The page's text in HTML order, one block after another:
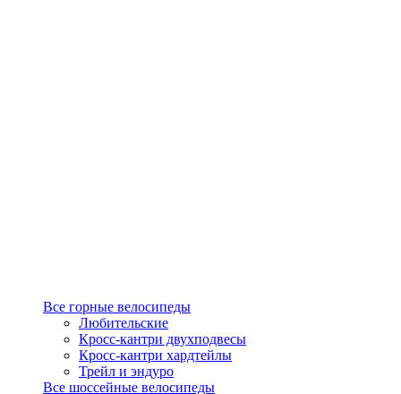
Все горные велосипеды
Любительские
Кросс-кантри двухподвесы
Кросс-кантри хардтейлы
Трейл и эндуро
Все шоссейные велосипеды